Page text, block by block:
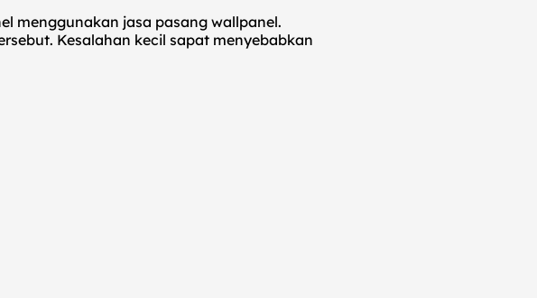
menggunakan jasa pasang wallpanel.
Kesalahan kecil sapat menyebabkan